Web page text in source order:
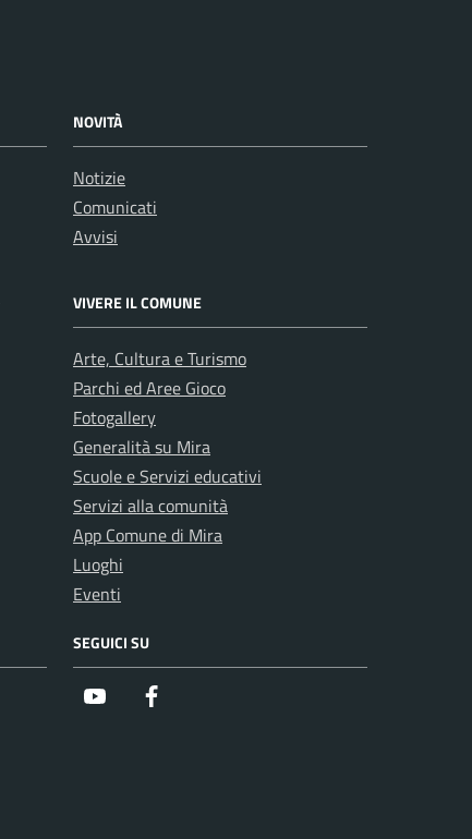
NOVITÀ
Notizie
Comunicati
Avvisi
VIVERE IL COMUNE
Arte, Cultura e Turismo
Parchi ed Aree Gioco
Fotogallery
Generalità su Mira
Scuole e Servizi educativi
Servizi alla comunità
App Comune di Mira
Luoghi
Eventi
SEGUICI SU
Youtube